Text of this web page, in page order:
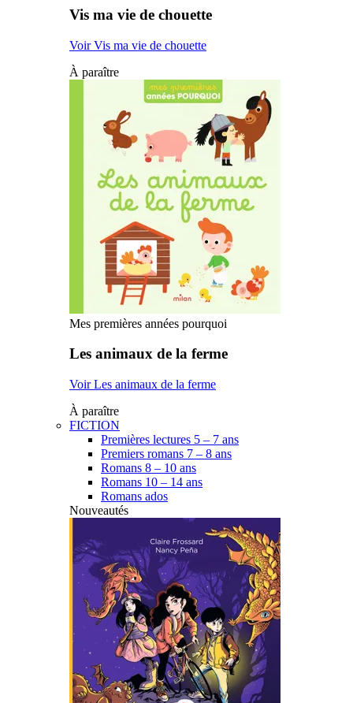
Vis ma vie de chouette
Voir Vis ma vie de chouette
À paraître
Mes premières années pourquoi
Les animaux de la ferme
Voir Les animaux de la ferme
À paraître
FICTION
Premières lectures 5 – 7 ans
Premiers romans 7 – 8 ans
Romans 8 – 10 ans
Romans 10 – 14 ans
Romans ados
Nouveautés